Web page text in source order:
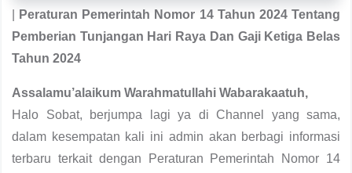
Peraturan Pemerintah Nomor 14 Tahun 2024 Tentang
Pemberian Tunjangan Hari Raya Dan Gaji Ketiga Belas
Tahun 2024
Assalamu’alaikum Warahmatullahi Wabarakaatuh,
Halo Sobat, berjumpa lagi ya di Channel yang sama,
dalam kesempatan kali ini admin akan berbagi informasi
terbaru terkait dengan Peraturan Pemerintah Nomor 14